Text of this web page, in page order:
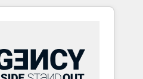
cumulées
Bluetooth,
Uber Freight, and
HubSpot partner and